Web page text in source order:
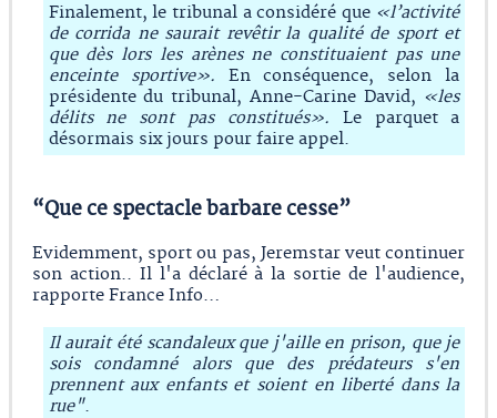
Finalement, le tribunal a considéré que «l’activité
de corrida ne saurait revêtir la qualité de sport et
que dès lors les arènes ne constituaient pas une
enceinte sportive». En conséquence, selon la
présidente du tribunal, Anne-Carine David, «les
délits ne sont pas constitués». Le parquet a
désormais six jours pour faire appel.
“Que ce spectacle barbare cesse”
Evidemment, sport ou pas, Jeremstar veut continuer
son action.. Il l'a déclaré à la sortie de l'audience,
rapporte France Info…
Il aurait été scandaleux que j'aille en prison, que je
sois condamné alors que des prédateurs s'en
prennent aux enfants et soient en liberté dans la
rue".